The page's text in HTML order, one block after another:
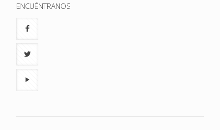
ENCUÉNTRANOS